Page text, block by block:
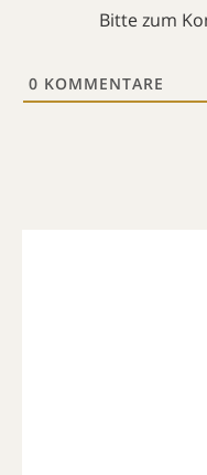
Bitte zum
0 KOMMENTARE